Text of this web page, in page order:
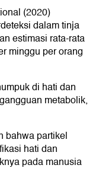
(2020)
dalam tinja
estimasi rata-rata
minggu per orang
di hati dan
metabolik,
bahwa partikel
hati dan
pada manusia